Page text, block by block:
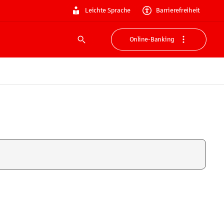
Leichte Sprache Barrierefreiheit
Suche
Online-Banking